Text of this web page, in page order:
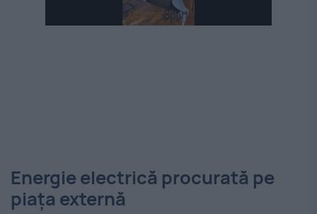
Energie electrică procurată pe
piața externă